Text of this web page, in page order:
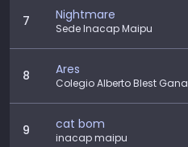
7 Nightmare
Sede Inacap Maipu
8 Ares
Colegio Alberto Blest Gana
9 cat bom
inacap maipu